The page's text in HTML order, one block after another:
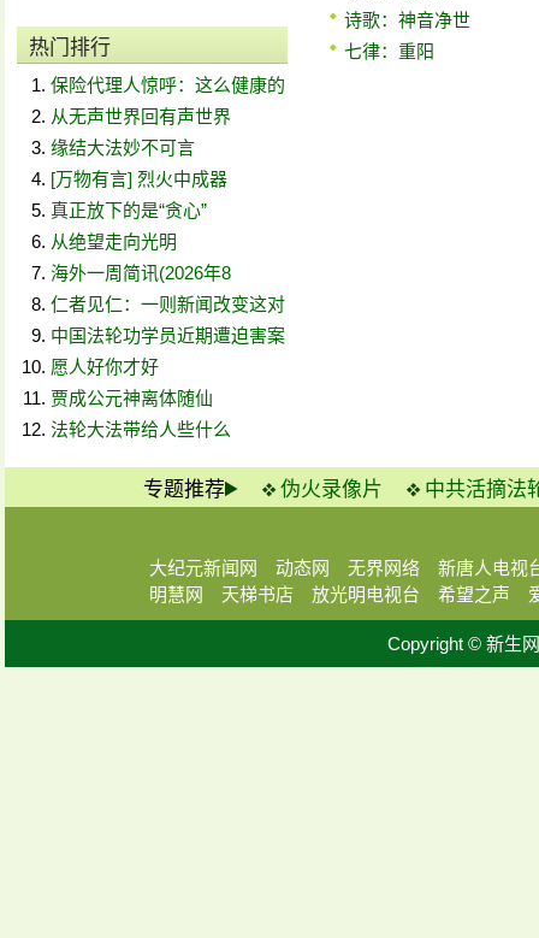
热门排行
保险代理人惊呼：这么健康的
从无声世界回有声世界
缘结大法妙不可言
[万物有言] 烈火中成器
真正放下的是“贪心”
从绝望走向光明
海外一周简讯(2026年8
仁者见仁：一则新闻改变这对
中国法轮功学员近期遭迫害案
愿人好你才好
贾成公元神离体随仙
法轮大法带给人些什么
诗歌：神音净世
七律：重阳
专题推荐 伪火录像片 中共活摘法
大纪元新闻网 动态网 无界网络
新唐人电视
明慧网
天梯书店 放光明电视台 希望之声
Copyright © 新生